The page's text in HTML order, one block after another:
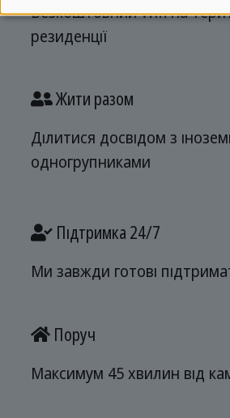
Безкоштовний Wifi на
резиденції
Жити разом
Ділитися досвідом з
одногрупниками
Підтримка 24/7
Ми завжди готові
Поруч
Максимум 45 хвилин від